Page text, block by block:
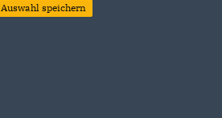
Auswahl speichern